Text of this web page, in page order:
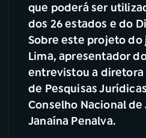
08FESTIVAL DE MÚSICA
ACOMPANHE A RÁDIO NACIONAL
YouTube
Instagram
que poderá ser
dos 26 estados e do
Sobre este projeto
Lima, apresentador
entrevistou a
de Pesquisas
Conselho Nacional de
Janaína Penalva.